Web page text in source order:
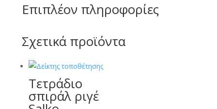
Επιπλέον πληροφορίες
Σχετικά προϊόντα
Τετράδιο
σπιράλ ριγέ